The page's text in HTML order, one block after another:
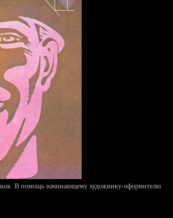
В помощь начинающему художнику-оформителю